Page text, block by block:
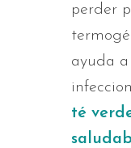
perder
ayuda
té